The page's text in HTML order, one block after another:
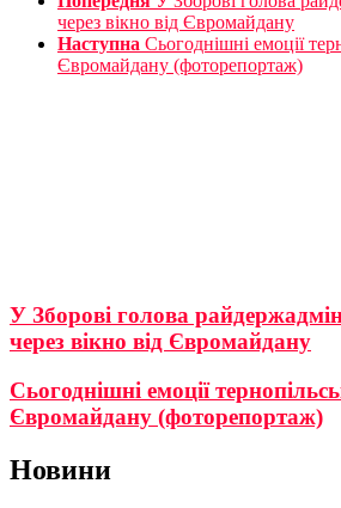
через вікно від Євромайдану
Наступна Сьогоднішні емоції
Євромайдану (фоторепортаж)
У Зборові голова
через вікно від Євромайдану
Сьогоднішні емоції
Євромайдану (фоторепортаж)
Новини